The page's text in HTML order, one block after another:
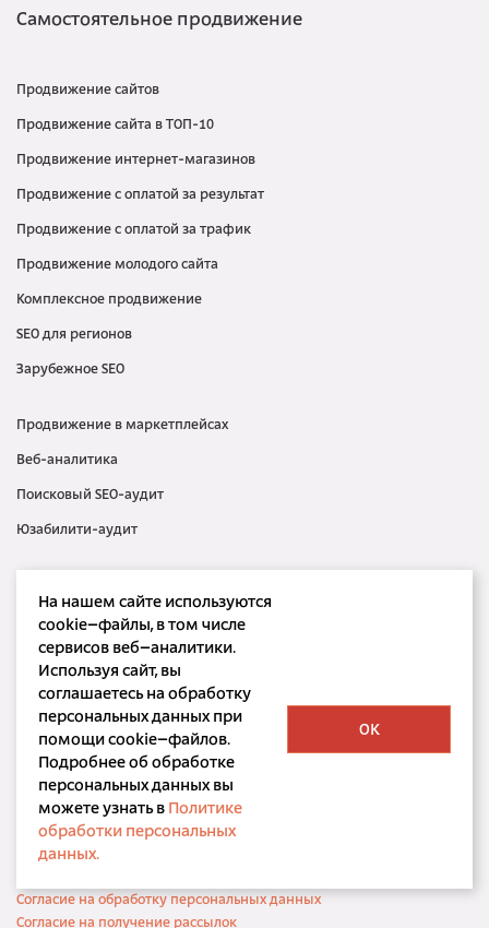
Самостоятельное продвижение
Продвижение сайтов
Продвижение сайта в ТОП-10
Продвижение интернет-магазинов
Продвижение с оплатой за результат
Продвижение с оплатой за трафик
Продвижение молодого сайта
Комплексное продвижение
SEO для регионов
Зарубежное SEO
Продвижение в маркетплейсах
Веб-аналитика
Поисковый SEO-аудит
Юзабилити-аудит
Медийная реклама
SMM
SERM
ООО «Корпорация РБС»
bdbd.ru, 2001 — 2026
Согласие на обработку персональных данных
Согласие на получение рассылок
На нашем сайте используются
cookie–файлы, в том числе
сервисов веб–аналитики.
Используя сайт, вы
соглашаетесь на обработку
персональных данных при
помощи cookie–файлов.
Подробнее об обработке
персональных данных вы
можете узнать в Политике
обработки персональных
данных.
OK